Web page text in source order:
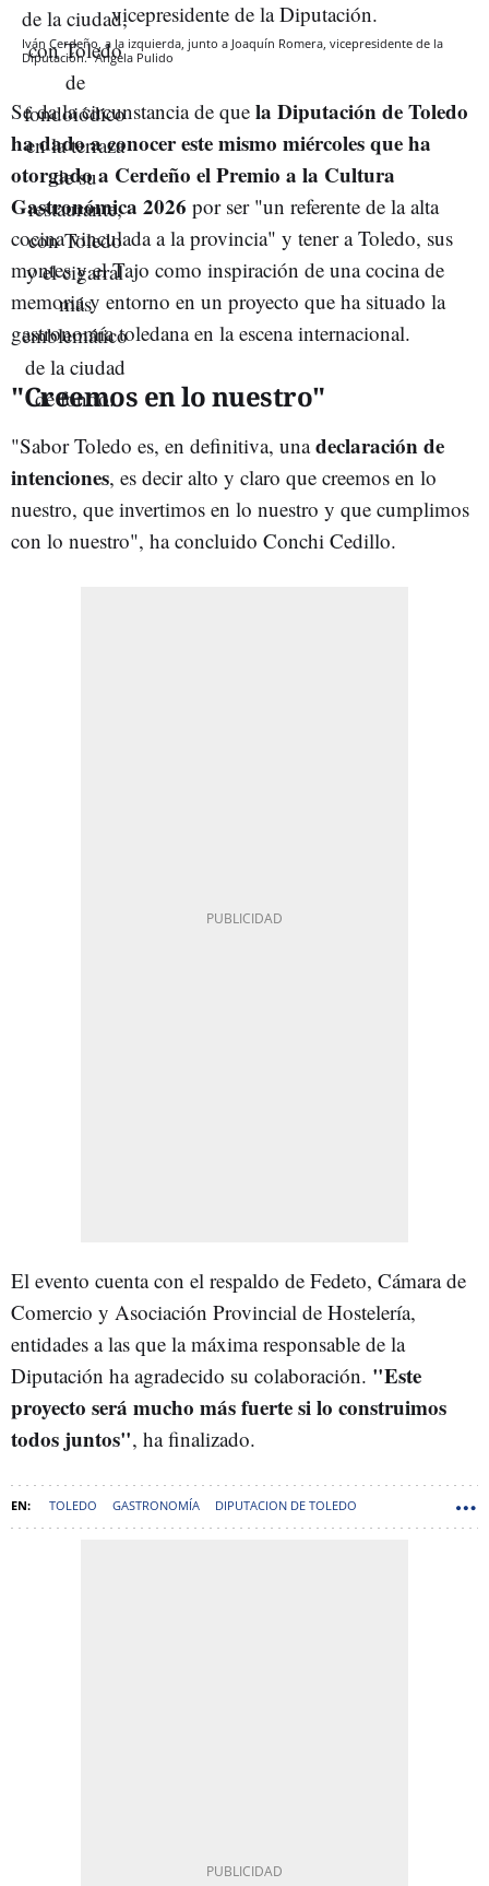
Iván Cerdeño, a la izquierda, junto a Joaquín Romera, vicepresidente de la
Diputación. Ángela Pulido
Se da la circunstancia de que la Diputación de Toledo
ha dado a conocer este mismo miércoles que ha
otorgado a Cerdeño el Premio a la Cultura
Gastronómica 2026 por ser "un referente de la alta
cocina vinculada a la provincia" y tener a Toledo, sus
montes y el Tajo como inspiración de una cocina de
memoria y entorno en un proyecto que ha situado la
gastronomía toledana en la escena internacional.
"Creemos en lo nuestro"
"Sabor Toledo es, en definitiva, unadeclaración de
intenciones, es decir alto y claro que creemos en lo
nuestro, que invertimos en lo nuestro y que cumplimos
con lo nuestro", ha concluido Conchi Cedillo.
El evento cuenta con el respaldo de Fedeto, Cámara de
Comercio y Asociación Provincial de Hostelería,
entidades a las que la máxima responsable de la
Diputación ha agradecido su colaboración. "Este
proyecto será mucho más fuerte si lo construimos
todos juntos", ha finalizado.
TOLEDO GASTRONOMÍA DIPUTACION DE TOLEDO